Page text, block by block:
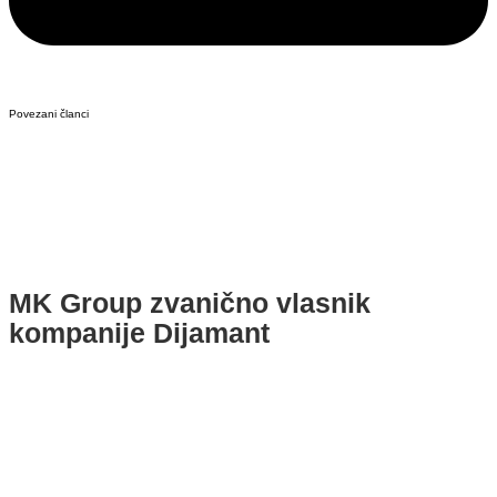
Povezani članci
MK Group zvanično vlasnik
kompanije Dijamant